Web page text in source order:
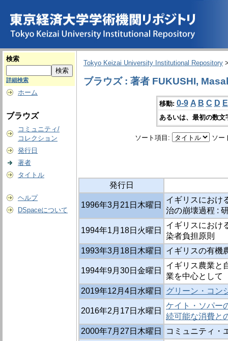
検索
詳細検索
ホーム
ブラウズ
コミュニティ/
コレクション
発行日
著者
タイトル
ヘルプ
DSpaceについて
Tokyo Keizai University Institutional Repository
ブラウズ : 著者 FUKUSHI,
移動: 0-9 A B C D E
あるいは、最初の数
ソート項目: ソー
発行日
1996年3月21日木曜日
イギリスにおけ
治の崩壊過程 :
1994年1月18日火曜日
イギリスにおけ
染者負担原則
1993年3月18日木曜日
イギリスの有機
1994年9月30日金曜日
イギリス農業と
業を中心として
2019年12月4日水曜日
グリーン・コン
2016年2月17日水曜日
ケイト・ソパ
続可能な消費
2000年7月27日木曜日
コミュニティ・